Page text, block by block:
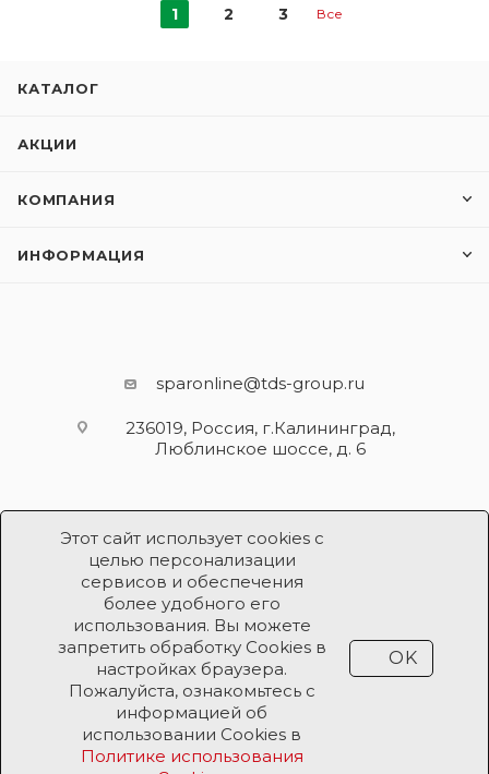
1 2 3 Все
Этот сайт использует cookies с
целью персонализации
сервисов и обеспечения
более удобного его
использования. Вы можете
запретить обработку Cookies в
настройках браузера.
Пожалуйста, ознакомьтесь с
информацией об
использовании Cookies в
Политике использования
OK
КАТАЛОГ
АКЦИИ
КОМПАНИЯ
ИНФОРМАЦИЯ
sparonline@tds-group.ru
236019, Россия, г.Калининград,
Люблинское шоссе, д. 6
Разработка и поддержка
Продвижение проекта ООО «Робот Икс»
Все права защищены ООО «Робот Икс» 2026 ©